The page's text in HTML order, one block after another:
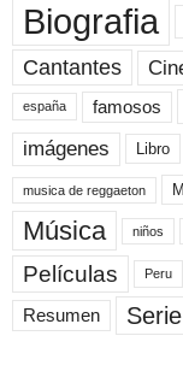
Biografia
Cantantes
españa famosos
imágenes Libro
musica de reggaeton
Música niños
Películas Peru
Resumen Serie